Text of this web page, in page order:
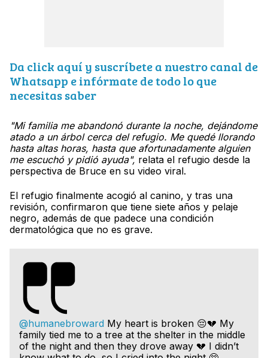
Da click aquí y suscríbete a nuestro canal de
Whatsapp e infórmate de todo lo que
necesitas saber
"Mi familia me abandonó durante la noche, dejándome
atado a un árbol cerca del refugio. Me quedé llorando
hasta altas horas, hasta que afortunadamente alguien
me escuchó y pidió ayuda", relata el refugio desde la
perspectiva de Bruce en su video viral.
El refugio finalmente acogió al canino, y tras una
revisión, confirmaron que tiene siete años y pelaje
negro, además de que padece una condición
dermatológica que no es grave.
@humanebroward My heart is broken 😔💔 My
family tied me to a tree at the shelter in the middle
of the night and then they drove away 💔 I didn’t